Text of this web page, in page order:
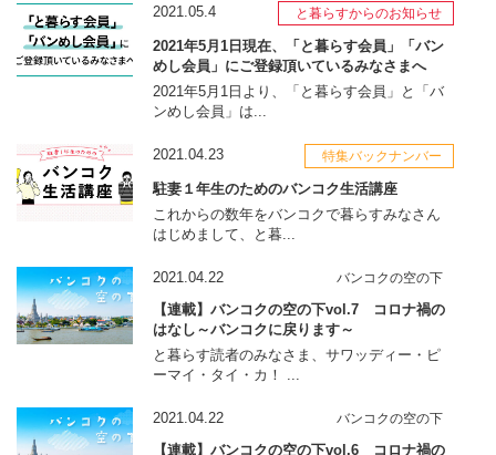
2021.05.4 と暮らすからのお知らせ
2021年5月1日現在、「と暮らす会員」「バン
めし会員」にご登録頂いているみなさまへ
2021年5月1日より、「と暮らす会員」と「バ
ンめし会員」は...
2021.04.23 特集バックナンバー
駐妻１年生のためのバンコク生活講座
これからの数年をバンコクで暮らすみなさん
はじめまして、と暮...
2021.04.22 バンコクの空の下
【連載】バンコクの空の下vol.7 コロナ禍の
はなし～バンコクに戻ります～
と暮らす読者のみなさま、サワッディー・ピ
ーマイ・タイ・カ！ ...
2021.04.22 バンコクの空の下
【連載】バンコクの空の下vol.6 コロナ禍の